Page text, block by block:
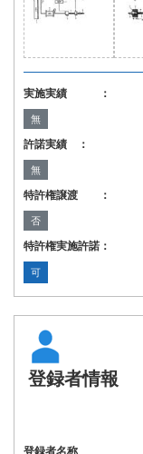
実施実績 ：
無
許諾実績 ：
無
特許権譲渡 ：
否
特許権実施許諾：
可
登録者情報
登録者名称